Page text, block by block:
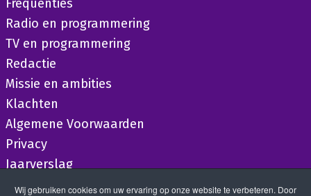
Frequenties
Radio en programmering
TV en programmering
Redactie
Missie en ambities
Klachten
Algemene Voorwaarden
Privacy
Jaarverslag
Wij gebruiken cookies om uw ervaring op onze website te verbeteren. Door